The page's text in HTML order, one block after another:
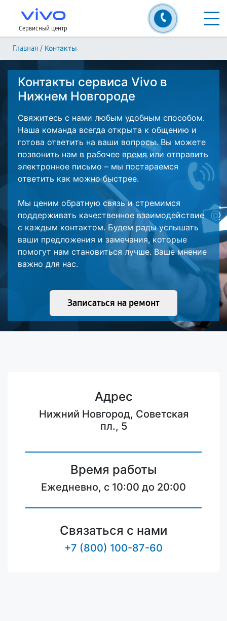
Сервисный центр
Главная / Контакты
Контакты сервиса Vivo в
Нижнем Новгороде
Свяжитесь с нами любым удобным способом.
Наша команда всегда открыта к общению и
готова ответить на ваши вопросы. Вы можете
позвонить нам в рабочее время или отправить
электронное письмо – мы постараемся
ответить как можно быстрее.
Мы ценим обратную связь и стремимся
поддерживать качественное взаимодействие
с каждым контактом. Будем рады услышать
ваши предложения и замечания, которые
помогут нам становиться лучше. Ваше мнение
важно для нас.
Записаться на ремонт
Адрес
Нижний Новгород, Советская
пл., 5
Время работы
Ежедневно, с 10:00 до 20:00
Связаться с нами
+7 (800) 100-87-60